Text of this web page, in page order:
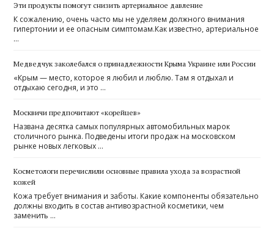
Эти продукты помогут снизить артериальное давление
К сожалению, очень часто мы не уделяем должного внимания
гипертонии и ее опасным симптомам.Как известно, артериальное
…
Медведчук заколебался о принадлежности Крыма Украине или России
«Крым — место, которое я любил и люблю. Там я отдыхал и
отдыхаю сегодня, и это …
Москвичи предпочитают «корейцев»
Названа десятка самых популярных автомобильных марок
столичного рынка. Подведены итоги продаж на московском
рынке новых легковых …
Косметологи перечислили основные правила ухода за возрастной
кожей
Кожа требует внимания и заботы. Какие компоненты обязательно
должны входить в состав антивозрастной косметики, чем
заменить …